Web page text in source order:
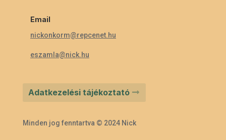
Email
nickonkorm@repcenet.hu
eszamla@nick.hu
Adatkezelési tájékoztató
Minden jog fenntartva © 2024 Nick